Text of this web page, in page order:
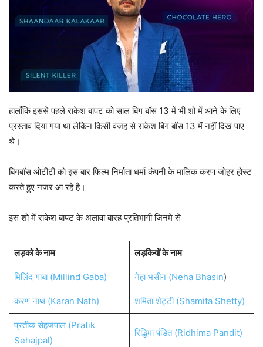
हालाँकि इससे पहले राकेश बापट को साल बिग बॉस 13 में भी शो में आने के लिए
प्रस्ताव दिया गया था लेकिन किसी वजह से राकेश बिग बॉस 13 में नहीं दिख पाए
थे।
बिगबॉस ओटीटी को इस बार फिल्म निर्माता धर्मा कंपनी के मालिक करण जोहर होस्ट
करते हुए नजर आ रहे है।
इस शो में राकेश बापट के अलावा बारह प्रतिभागी जिनमे से
लड़को के नाम लड़कियों के नाम
मिलिंद गाबा (Millind Gaba) नेहा भसीन (Neha Bhasin)
करण नाथ (Karan Nath) शमिता शेट्टी (Shamita Shetty)
प्रतीक सेहजपाल (Pratik
Sehajpal)
रिद्ध‍िमा पंडित (Ridhima Pandit)